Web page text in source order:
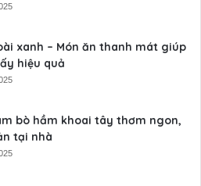
xanh – Món ăn thanh mát giúp
hiệu quả
bò hầm khoai tây thơm ngon,
tại nhà